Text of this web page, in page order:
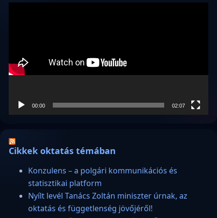
00:00 02:07
Cikkek oktatás témában
Konzulens – a polgári kommunikációs és
statisztikai platform
Nyílt levél Tanács Zoltán miniszter úrnak, az
oktatás és függetlenség jövőjéről!